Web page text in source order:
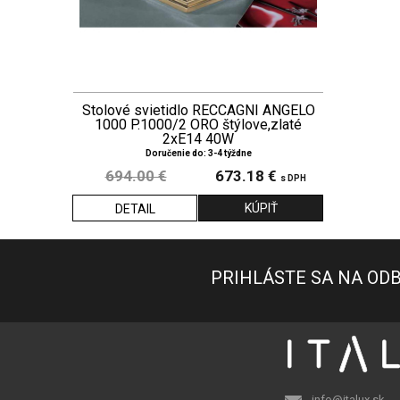
Stolové svietidlo RECCAGNI ANGELO
1000 P.1000/2 ORO štýlove,zlaté
2xE14 40W
Doručenie do: 3-4 týždne
694.00 € 673.18 € s DPH
DETAIL
PRIHLÁSTE SA NA